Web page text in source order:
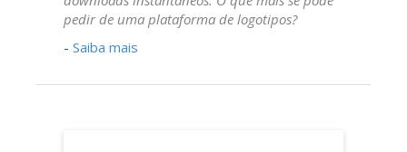
pedir de uma plataforma de logotipos?
- Saiba mais